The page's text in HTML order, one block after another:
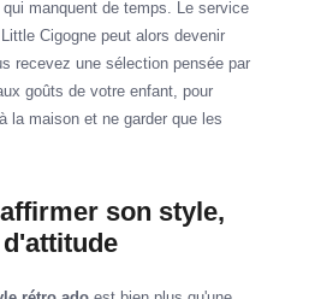
manquent de temps. Le service
Little Cigogne peut alors devenir
recevez une sélection pensée par
goûts de votre enfant, pour
la maison et ne garder que les
son style,